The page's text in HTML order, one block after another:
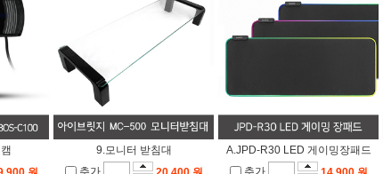
9.모니터 받침대
추가
A.JPD-R30 LED 게이밍장패드
추가